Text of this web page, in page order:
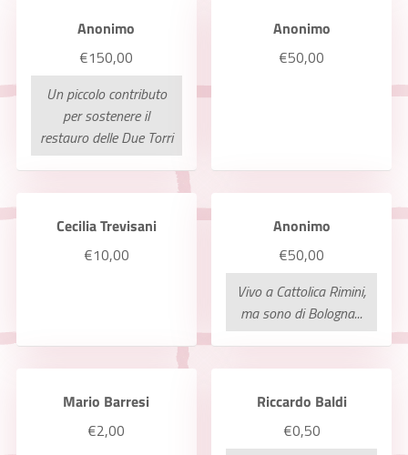
Anonimo
€150,00
Un piccolo contributo
per sostenere il
restauro delle Due Torri
Anonimo
€50,00
Cecilia Trevisani
€10,00
Anonimo
€50,00
Vivo a Cattolica Rimini,
ma sono di Bologna...
Mario Barresi
€2,00
Riccardo Baldi
€0,50